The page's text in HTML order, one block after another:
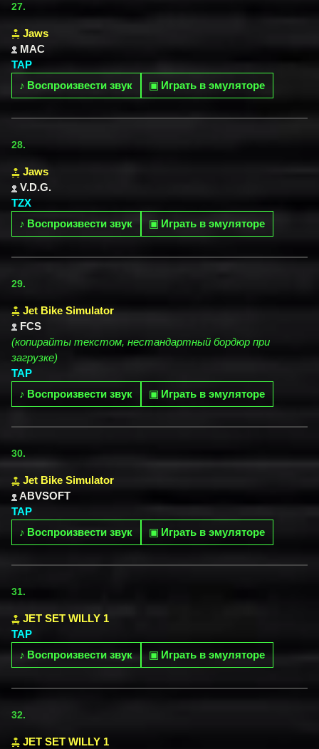
27.
Jaws
MAC
TAP
♪ Воспроизвести звук ▣ Играть в эмуляторе
28.
Jaws
V.D.G.
TZX
♪ Воспроизвести звук ▣ Играть в эмуляторе
29.
Jet Bike Simulator
FCS
(копирайты текстом, нестандартный бордюр при
загрузке)
TAP
♪ Воспроизвести звук ▣ Играть в эмуляторе
30.
Jet Bike Simulator
ABVSOFT
TAP
♪ Воспроизвести звук ▣ Играть в эмуляторе
31.
JET SET WILLY 1
TAP
♪ Воспроизвести звук ▣ Играть в эмуляторе
32.
JET SET WILLY 1